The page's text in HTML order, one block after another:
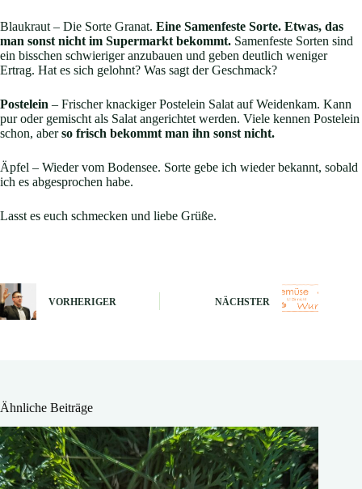
Blaukraut – Die Sorte Granat. Eine Samenfeste Sorte. Etwas, das
man sonst nicht im Supermarkt bekommt. Samenfeste Sorten sind
ein bisschen schwieriger anzubauen und geben deutlich weniger
Ertrag. Hat es sich gelohnt? Was sagt der Geschmack?
Postelein – Frischer knackiger Postelein Salat auf Weidenkam. Kann
pur oder gemischt als Salat angerichtet werden. Viele kennen Postelein
schon, aberso frisch bekommt man ihn sonst nicht.
Äpfel – Wieder vom Bodensee. Sorte gebe ich wieder bekannt, sobald
ich es abgesprochen habe.
Lasst es euch schmecken und liebe Grüße.
VORHERIGER NÄCHSTER
Ähnliche Beiträge